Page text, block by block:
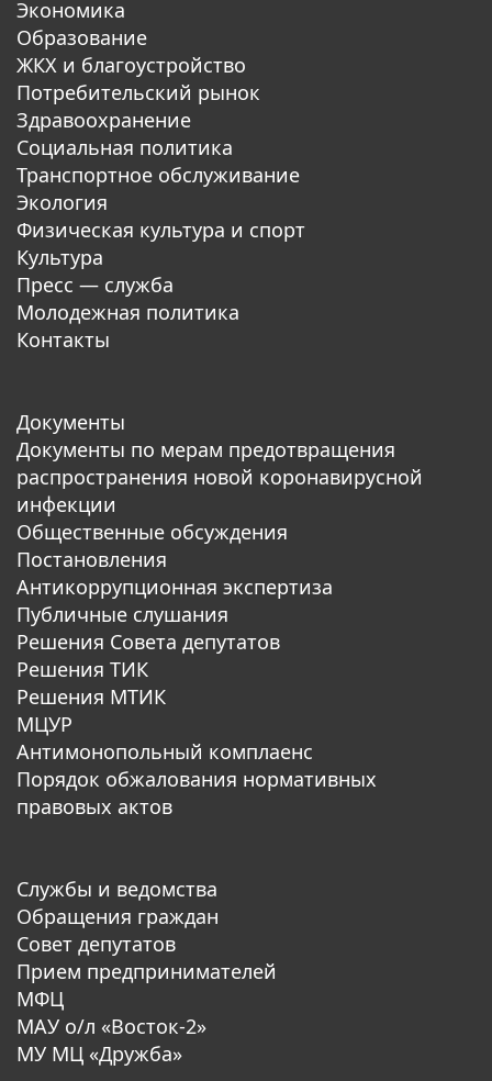
Экономика
Образование
ЖКХ и благоустройство
Потребительский рынок
Здравоохранение
Социальная политика
Транспортное обслуживание
Экология
Физическая культура и спорт
Культура
Пресс — служба
Молодежная политика
Контакты
Документы
Документы по мерам предотвращения
распространения новой коронавирусной
инфекции
Общественные обсуждения
Постановления
Антикоррупционная экспертиза
Публичные слушания
Решения Совета депутатов
Решения ТИК
Решения МТИК
МЦУР
Антимонопольный комплаенс
Порядок обжалования нормативных
правовых актов
Службы и ведомства
Обращения граждан
Совет депутатов
Прием предпринимателей
МФЦ
МАУ о/л «Восток-2»
МУ МЦ «Дружба»